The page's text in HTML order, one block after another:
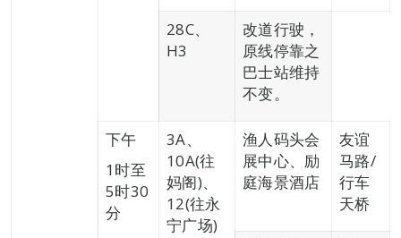
28C、
H3
改道行驶，
原线停靠之
巴士站维持
不变。
下午
1时至
5时30
分
3A、
10A(往
妈阁)、
12(往永
宁广场)
渔人码头会
展中心、励
庭海景酒店
友谊
马路/
行车
天桥